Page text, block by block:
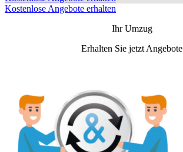
Kostenlose Angebote erhalten
Ihr Umzug
Erhalten Sie jetzt Angebote